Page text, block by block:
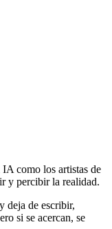
como los artistas de
y percibir la realidad.
deja de escribir,
si se acercan, se